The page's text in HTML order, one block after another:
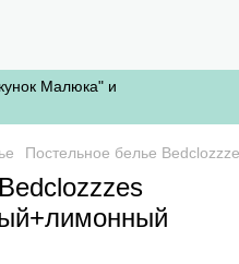
Малюка" и
Постельное белье